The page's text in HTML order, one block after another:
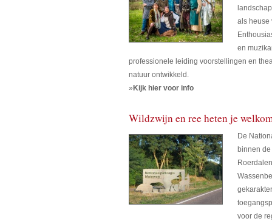
als heuse
en
professionele leiding voorstellingen en
natuur ontwikkeld.
» Kijk hier voor info
Wildzwijn en ree heten je
De
binnen
voor de